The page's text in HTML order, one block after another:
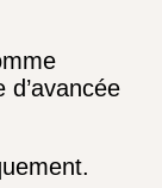
d’avancée